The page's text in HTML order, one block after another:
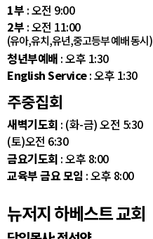
1부 : 오전 9:00
2부 : 오전 11:00
(유아,유치,유년,중고등부 예배 동시)
청년부예배 : 오후 1:30
English Service: 오후 1:30
주중집회
새벽기도회 : (화-금) 오전 5:30
(토)오전 6:30
금요기도회 : 오후 8:00
교육부 금요 모임 : 오후 8:00
뉴저지 하베스트 교회